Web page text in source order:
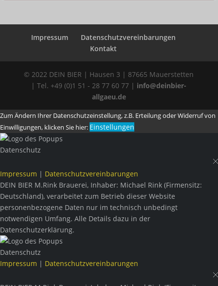
Impressum
Datenschutzvereinbarungen
Kontakt
© 2022 DEIN BIER | Hausen 3 | 87665 Mauerstetten
| Tel. +49 (0)1 51 - 28 77 60 77 | info@deinbier-
allgaeu.de
Zum Ändern Ihrer Datenschutzeinstellung, z.B. Erteilung oder Widerruf von
Einwilligungen, klicken Sie hier: Einstellungen
Datenschutz
Impressum | Datenschutzvereinbarungen
DEIN BIER M.Rink Brauerei, Inhaber: Michael Rink (Firmensitz:
Deutschland), verarbeitet zum Betrieb dieser Website
personenbezogene Daten nur im technisch unbedingt
notwendigen Umfang. Alle Details dazu in der
Datenschutzerklärung.
Datenschutz
Impressum | Datenschutzvereinbarungen